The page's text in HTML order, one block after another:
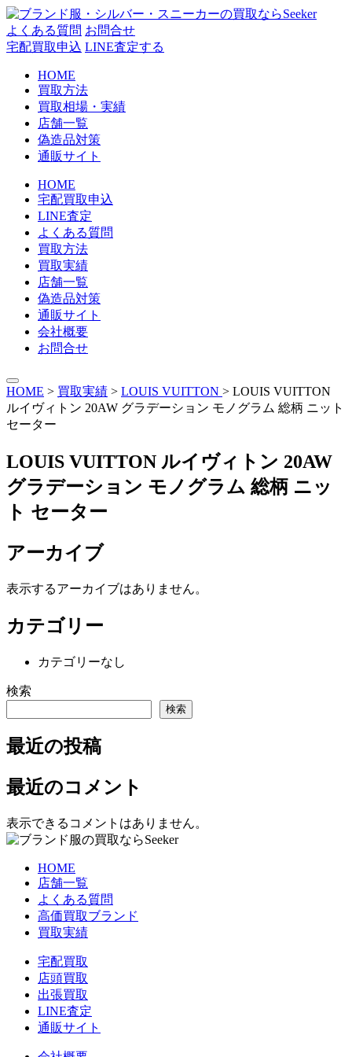
コ
ン
テ
よくある質問 お問合せ
宅配買取申込 LINE査定する
HOME
買取方法
買取相場・実績
店舗一覧
偽造品対策
通販サイト
HOME
宅配買取申込
LINE査定
よくある質問
買取方法
買取実績
店舗一覧
偽造品対策
通販サイト
会社概要
お問合せ
HOME > 買取実績 > LOUIS VUITTON > LOUIS VUITTON
ルイヴィトン 20AW グラデーション モノグラム 総柄 ニット
セーター
LOUIS VUITTON ルイヴィトン 20AW
グラデーション モノグラム 総柄 ニッ
ト セーター
アーカイブ
表示するアーカイブはありません。
カテゴリー
カテゴリーなし
検索
検索
最近の投稿
最近のコメント
表示できるコメントはありません。
HOME
店舗一覧
よくある質問
高価買取ブランド
買取実績
宅配買取
店頭買取
出張買取
LINE査定
通販サイト